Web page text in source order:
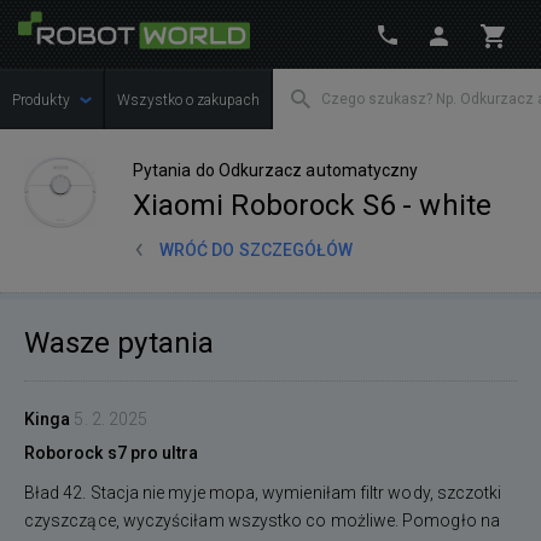
Produkty Wszystko o zakupach
Pytania do Odkurzacz automatyczny
Xiaomi Roborock S6 - white
WRÓĆ DO SZCZEGÓŁÓW
Wasze pytania
Kinga 5. 2. 2025
Roborock s7 pro ultra
Bład 42. Stacja nie myje mopa, wymieniłam filtr wody, szczotki
czyszczące, wyczyściłam wszystko co możliwe. Pomogło na